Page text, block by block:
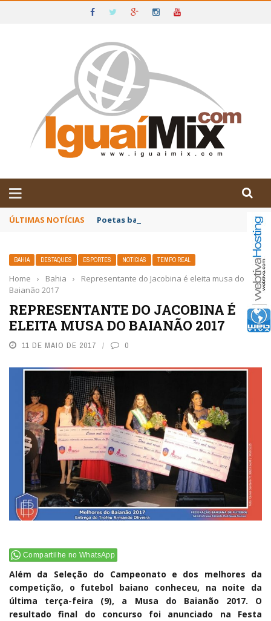
IGUAÍ E SUDOESTE DA BAHIA
ÚLTIMAS NOTÍCIAS Poetas baianos representam o Brasil no
BAHIA DESTAQUES ESPORTES NOTÍCIAS TEMPO REAL
Home › Bahia ›
Representante do Jacobina é eleita musa do
Baianão 2017
REPRESENTANTE DO JACOBINA É
ELEITA MUSA DO BAIANÃO 2017
11 DE MAIO DE 2017 0
Compartilhe no WhatsApp
Além da Seleção do Campeonato e dos melhores da
competição, o futebol baiano conheceu, na noite da
última terça-feira (9), a Musa do Baianão 2017. O
resultado final do concurso foi anunciado na Festa